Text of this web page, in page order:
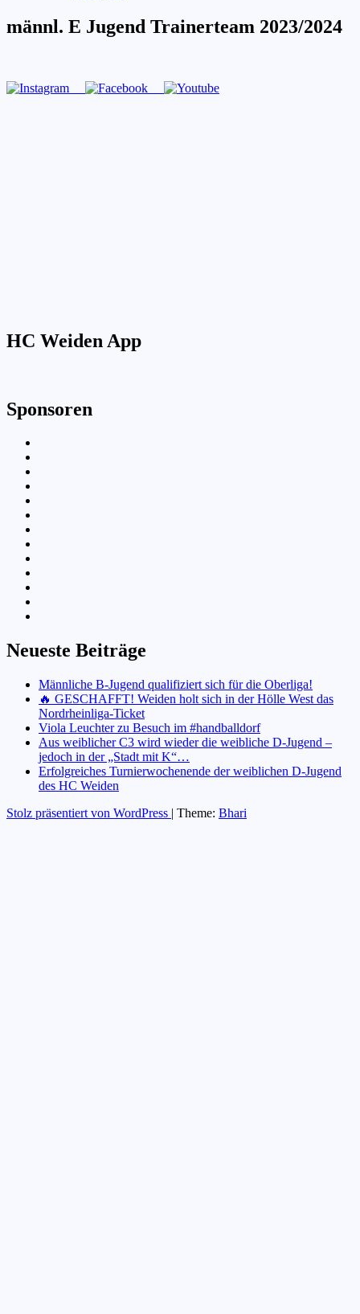
männl. E Jugend Trainerteam 2023/2024
HC Weiden App
Sponsoren
Neueste Beiträge
Männliche B-Jugend qualifiziert sich für die Oberliga!
🔥 GESCHAFFT! Weiden holt sich in der Hölle West das
Nordrheinliga-Ticket
Viola Leuchter zu Besuch im #handballdorf
Aus weiblicher C3 wird wieder die weibliche D-Jugend –
jedoch in der „Stadt mit K“…
Erfolgreiches Turnierwochenende der weiblichen D-Jugend
des HC Weiden
Stolz präsentiert von WordPress | Theme: Bhari